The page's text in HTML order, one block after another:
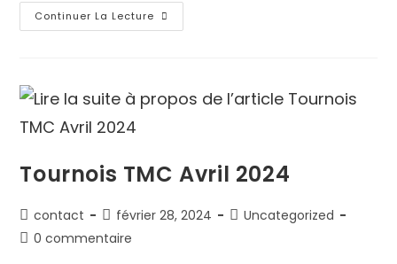
Continuer La Lecture
Tournois TMC Avril 2024
contact février 28, 2024
Uncategorized
0 commentaire